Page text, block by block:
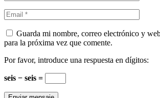
Guarda mi nombre, correo electrónico y
para la próxima vez que comente.
Por favor, introduce una respuesta en dígitos:
seis − seis =